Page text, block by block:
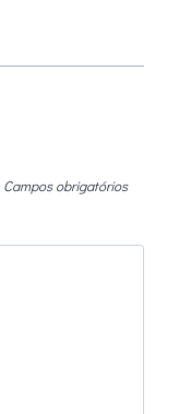
Campos obrigatórios